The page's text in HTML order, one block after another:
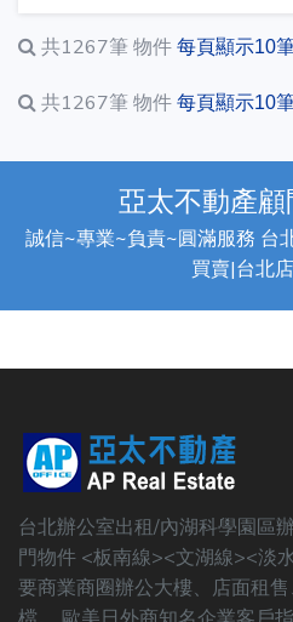
共1267筆 物件 每頁顯示10
共1267筆 物件 每頁顯示10
亞太不動產
誠信~專業~負責~圓滿服務 台
買賣|台北
台北辦公室出租/內湖科學園區
門物件 <板南線><文湖線><淡
要商業商圈辦公大樓、店面租